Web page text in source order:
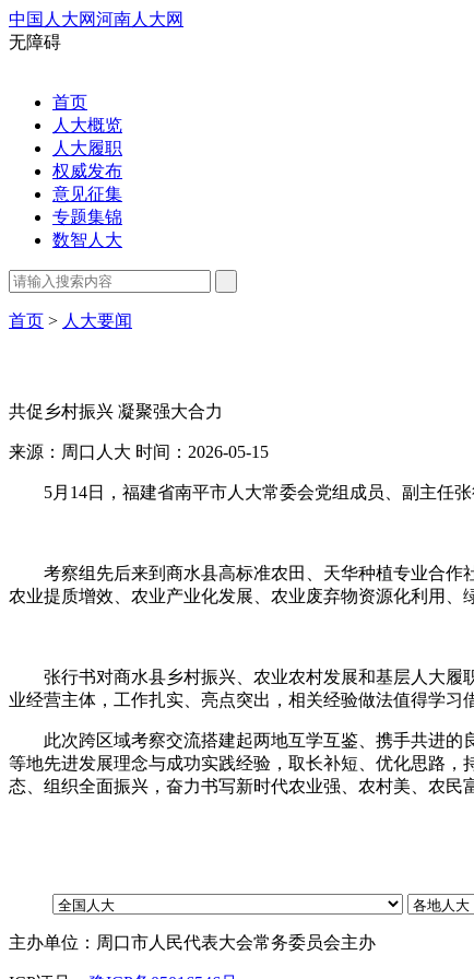
中国人大网河南人大网
无障碍
首页
人大概览
人大履职
权威发布
意见征集
专题集锦
数智人大
首页 > 人大要闻
共促乡村振兴 凝聚强大合力
来源：周口人大 时间：2026-05-15
5月14日 ， 福建省南平市人大常委会党组成员、副主任
考察组先后来到商水县高标准农田、天华种植专业合作
农业提质增效、农业产业化发展、农业废弃物资源化利用、
张行书对商水县乡村振兴、农业农村发展和基层人大履
业经营主体 ， 工作扎实、亮点突出 ， 相关经验做法值得学习
此次跨区域考察交流搭建起两地互学互鉴、携手共进的
等地先进发展理念与成功实践经验 ， 取长补短、优化思路 ，
态、组织全面振兴 ， 奋力书写新时代农业强、农村美、农民
主办单位：周口市人民代表大会常务委员会主办